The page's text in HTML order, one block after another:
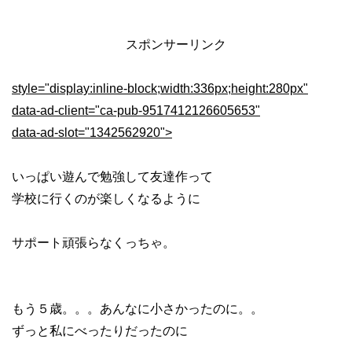
スポンサーリンク
style="display:inline-block;width:336px;height:280px"
data-ad-client="ca-pub-9517412126605653"
data-ad-slot="1342562920">
いっぱい遊んで勉強して友達作って
学校に行くのが楽しくなるように
サポート頑張らなくっちゃ。
もう５歳。。。あんなに小さかったのに。。
ずっと私にべったりだったのに